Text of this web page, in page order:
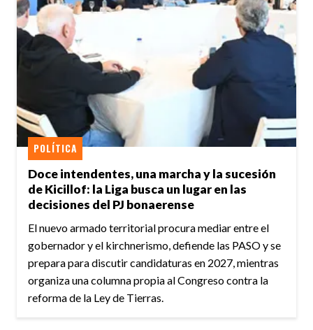
Doce intendentes, una marcha y la sucesión
de Kicillof: la Liga busca un lugar en las
decisiones del PJ bonaerense
POLÍTICA
El nuevo armado territorial procura mediar entre el
gobernador y el kirchnerismo, defiende las PASO y se
prepara para discutir candidaturas en 2027, mientras
organiza una columna propia al Congreso contra la
reforma de la Ley de Tierras.